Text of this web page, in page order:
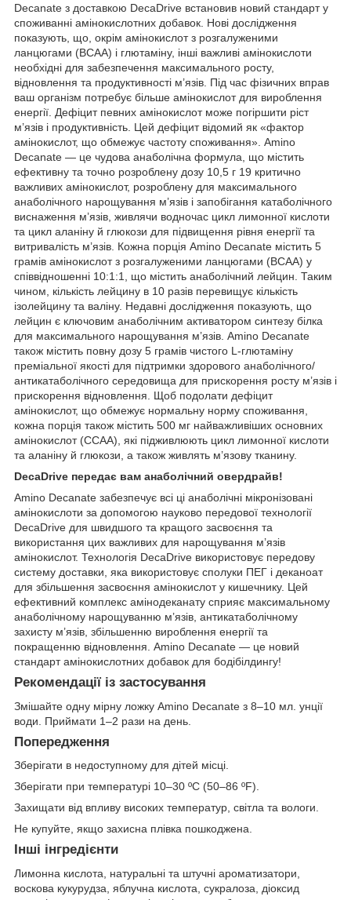
Decanate з доставкою DecaDrive встановив новий стандарт у
споживанні амінокислотних добавок. Нові дослідження
показують, що, окрім амінокислот з розгалуженими
ланцюгами (BCAA) і глютаміну, інші важливі амінокислоти
необхідні для забезпечення максимального росту,
відновлення та продуктивності м’язів. Під час фізичних вправ
ваш організм потребує більше амінокислот для вироблення
енергії. Дефіцит певних амінокислот може погіршити ріст
м’язів і продуктивність. Цей дефіцит відомий як «фактор
амінокислот, що обмежує частоту споживання». Amino
Decanate — це чудова анаболічна формула, що містить
ефективну та точно розроблену дозу 10,5 г 19 критично
важливих амінокислот, розроблену для максимального
анаболічного нарощування м’язів і запобігання катаболічного
виснаження м’язів, живлячи водночас цикл лимонної кислоти
та цикл аланіну й глюкози для підвищення рівня енергії та
витривалість м’язів. Кожна порція Amino Decanate містить 5
грамів амінокислот з розгалуженими ланцюгами (BCAA) у
співвідношенні 10:1:1, що містить анаболічний лейцин. Таким
чином, кількість лейцину в 10 разів перевищує кількість
ізолейцину та валіну. Недавні дослідження показують, що
лейцин є ключовим анаболічним активатором синтезу білка
для максимального нарощування м’язів. Amino Decanate
також містить повну дозу 5 грамів чистого L-глютаміну
преміальної якості для підтримки здорового анаболічного/
антикатаболічного середовища для прискорення росту м’язів і
прискорення відновлення. Щоб подолати дефіцит
амінокислот, що обмежує нормальну норму споживання,
кожна порція також містить 500 мг найважливіших основних
амінокислот (CCAA), які підживлюють цикл лимонної кислоти
та аланіну й глюкози, а також живлять м’язову тканину.
DecaDrive передає вам анаболічний овердрайв!
Amino Decanate забезпечує всі ці анаболічні мікронізовані
амінокислоти за допомогою науково передової технології
DecaDrive для швидшого та кращого засвоєння та
використання цих важливих для нарощування м’язів
амінокислот. Технологія DecaDrive використовує передову
систему доставки, яка використовує сполуки ПЕГ і деканоат
для збільшення засвоєння амінокислот у кишечнику. Цей
ефективний комплекс амінодеканату сприяє максимальному
анаболічному нарощуванню м’язів, антикатаболічному
захисту м’язів, збільшенню вироблення енергії та
покращенню відновлення. Amino Decanate — це новий
стандарт амінокислотних добавок для бодібілдингу!
Рекомендації із застосування
Змішайте одну мірну ложку Amino Decanate з 8–10 мл. унції
води. Приймати 1–2 рази на день.
Попередження
Зберігати в недоступному для дітей місці.
Зберігати при температурі 10–30 ºC (50–86 ºF).
Захищати від впливу високих температур, світла та вологи.
Не купуйте, якщо захисна плівка пошкоджена.
Інші інгредієнти
Лимонна кислота, натуральні та штучні ароматизатори,
воскова кукурудза, яблучна кислота, сукралоза, діоксид